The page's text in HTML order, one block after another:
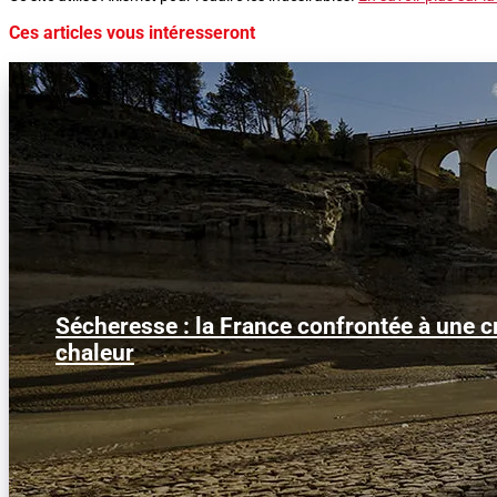
Ces articles vous intéresseront
Sécheresse : la France confrontée à une
chaleur